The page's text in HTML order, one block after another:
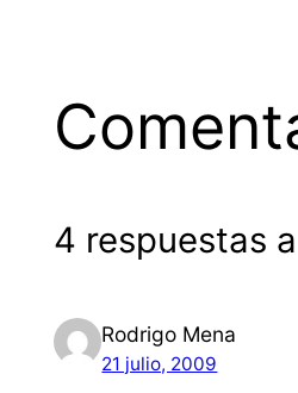
4 respuestas
Rodrigo Mena
21 julio, 2009